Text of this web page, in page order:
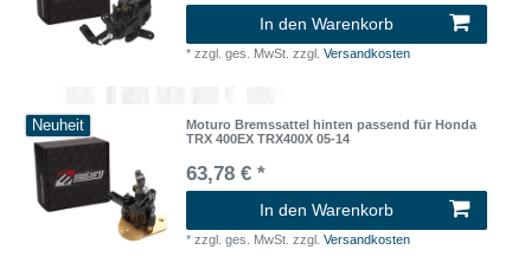
In den Warenkorb
*zzgl. ges. MwSt. zzgl.Versandkosten
Neuheit
Moturo Bremssattel hinten passend für Honda
TRX 400EX TRX400X 05-14
63,78 € *
In den Warenkorb
*zzgl. ges. MwSt. zzgl.Versandkosten